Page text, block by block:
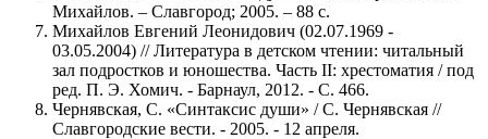
Михайлов. – Славгород; 2005. – 88 с.
Михайлов Евгений Леонидович (02.07.1969 -
03.05.2004) // Литература в детском чтении: читальный
зал подростков и юношества. Часть II: хрестоматия / под
ред. П. Э. Хомич. - Барнаул, 2012. - С. 466.
Чернявская, С. «Синтаксис души» / С. Чернявская //
Славгородские вести. - 2005. - 12 апреля.